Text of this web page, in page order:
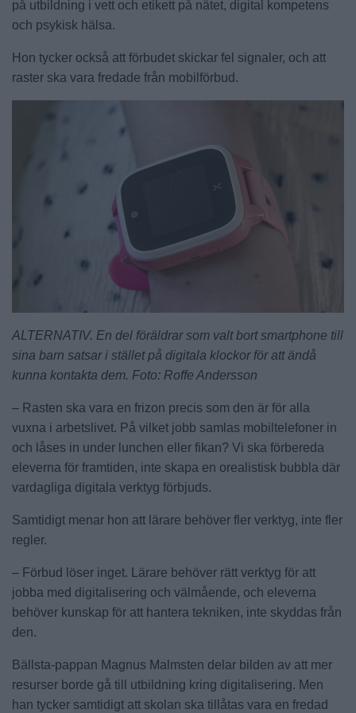
på utbildning i vett och etikett på nätet, digital kompetens
och psykisk hälsa.
Hon tycker också att förbudet skickar fel signaler, och att
raster ska vara fredade från mobilförbud.
ALTERNATIV. En del föräldrar som valt bort smartphone till
sina barn satsar i stället på digitala klockor för att ändå
kunna kontakta dem. Foto: Roffe Andersson
– Rasten ska vara en frizon precis som den är för alla
vuxna i arbetslivet. På vilket jobb samlas mobiltelefoner in
och låses in under lunchen eller fikan? Vi ska förbereda
eleverna för framtiden, inte skapa en orealistisk bubbla där
vardagliga digitala verktyg förbjuds.
Samtidigt menar hon att lärare behöver fler verktyg, inte fler
regler.
– Förbud löser inget. Lärare behöver rätt verktyg för att
jobba med digitalisering och välmående, och eleverna
behöver kunskap för att hantera tekniken, inte skyddas från
den.
Bällsta-pappan Magnus Malmsten delar bilden av att mer
resurser borde gå till utbildning kring digitalisering. Men
han tycker samtidigt att skolan ska tillåtas vara en fredad